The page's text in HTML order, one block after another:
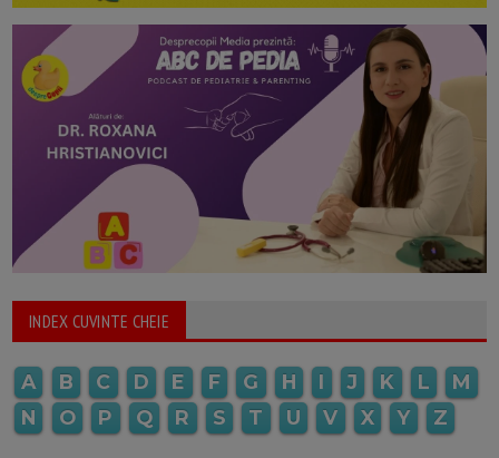
INDEX CUVINTE CHEIE
A B C D E F G H I J K L
M
N
O P Q R S T U V X Y Z